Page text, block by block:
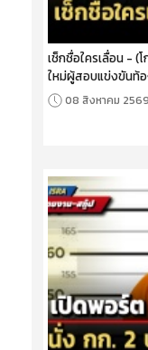
เช็กชื่อใครเลื่อน -
ใหม่ผู้สอบแข่งขันท้
08 สิงหาคม 2569